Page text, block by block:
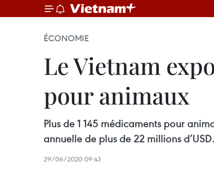
ÉCONOMIE
Le Vietnam
pour animaux
Plus de 1 145 médicaments pour
annuelle de plus de 22 millions d’USD.
29/06/2020 09:43